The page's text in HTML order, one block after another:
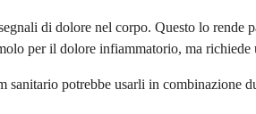
di dolore nel corpo. Questo lo rende
per il dolore infiammatorio, ma richiede
potrebbe usarli in combinazione